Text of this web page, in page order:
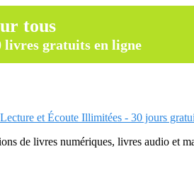
tous
livres gratuits en ligne
et Écoute Illimitées - 30 jours
de livres numériques, livres audio et